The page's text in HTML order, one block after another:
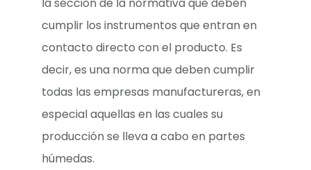
la sección de la normativa que deben
cumplir los instrumentos que entran en
contacto directo con el producto. Es
decir, es una norma que deben cumplir
todas las empresas manufactureras, en
especial aquellas en las cuales su
producción se lleva a cabo en partes
húmedas.